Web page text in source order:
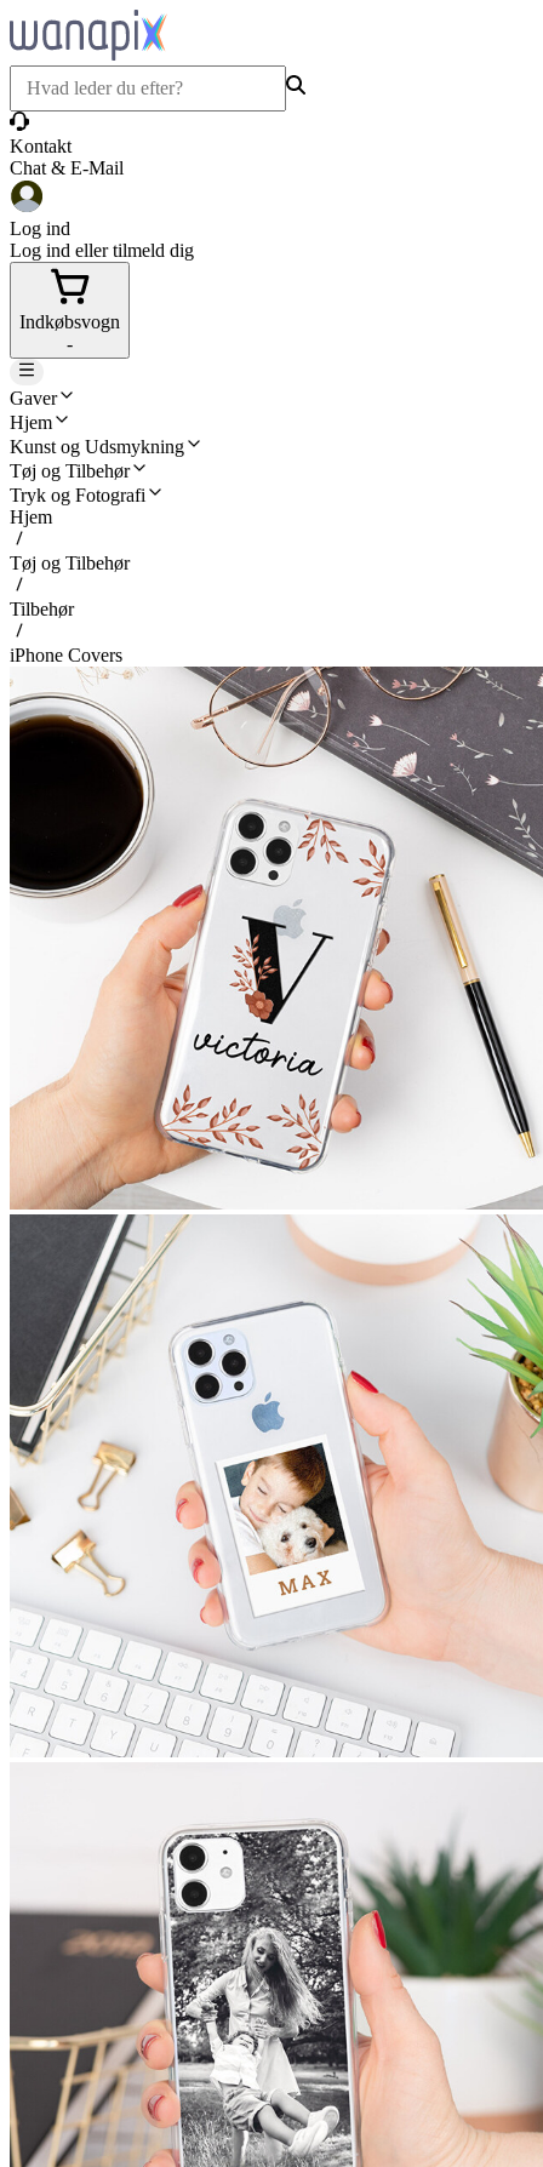
Kontakt
Chat & E-Mail
Log ind
Log ind eller tilmeld dig
Indkøbsvogn
-
Gaver
Hjem
Kunst og Udsmykning
Tøj og Tilbehør
Tryk og Fotografi
Hjem
Tøj og Tilbehør
Tilbehør
iPhone Covers